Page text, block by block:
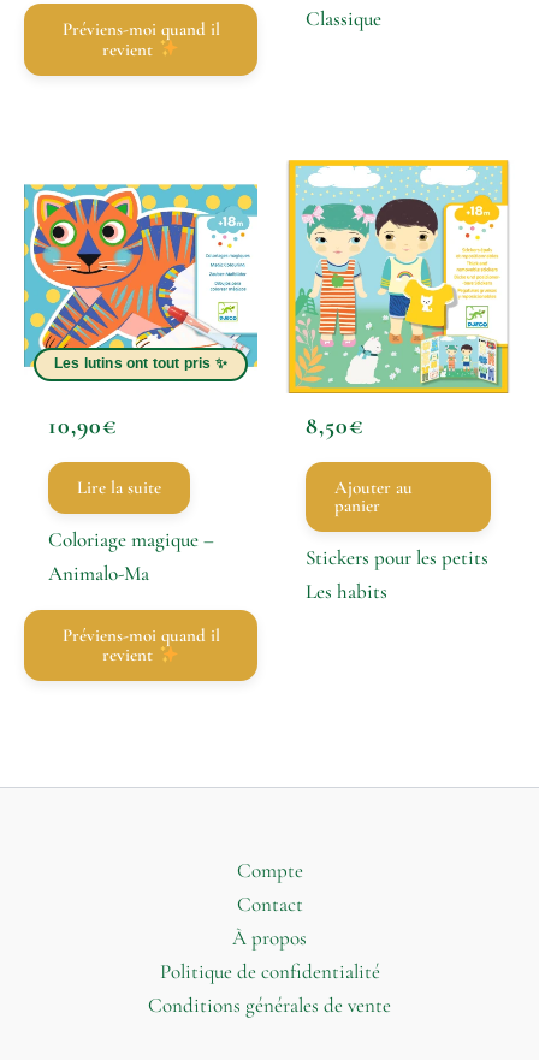
Préviens-moi quand il
revient
Classique
10,90€
Lire la suite
Coloriage magique –
Animalo-Ma
Préviens-moi quand il
revient
8,50€
Ajouter au
panier
Stickers pour les petits
Les habits
Compte
Contact
À propos
Politique de confidentialité
Conditions générales de vente